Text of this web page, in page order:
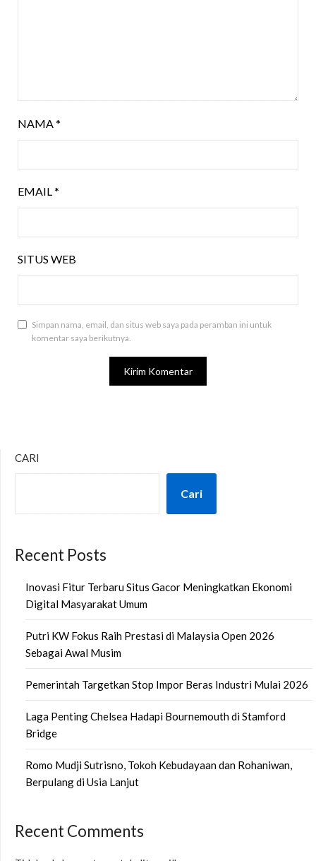
NAMA*
EMAIL*
SITUS WEB
Simpan nama, email, dan situs web saya pada peramban ini untuk
komentar saya berikutnya.
CARI
Cari
Recent Posts
Inovasi Fitur Terbaru Situs Gacor Meningkatkan Ekonomi
Digital Masyarakat Umum
Putri KW Fokus Raih Prestasi di Malaysia Open 2026
Sebagai Awal Musim
Pemerintah Targetkan Stop Impor Beras Industri Mulai 2026
Laga Penting Chelsea Hadapi Bournemouth di Stamford
Bridge
Romo Mudji Sutrisno, Tokoh Kebudayaan dan Rohaniwan,
Berpulang di Usia Lanjut
Recent Comments